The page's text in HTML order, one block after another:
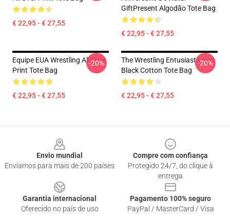
€ 22,95 - € 27,55
GiftPresent Algodão Tote Bag
€ 22,95 - € 27,55
Equipe EUA Wrestling All Over
Print Tote Bag
€ 22,95 - € 27,55
-20%
The Wrestling Entusiast Logo
Black Cotton Tote Bag
€ 22,95 - € 27,55
-20%
Envio mundial
Enviamos para mais de 200 países
Compre com confiança
Protegido 24/7, do clique à
entrega
Garantia internacional
Oferecido no país de uso
Pagamento 100% seguro
PayPal / MasterCard / Visa